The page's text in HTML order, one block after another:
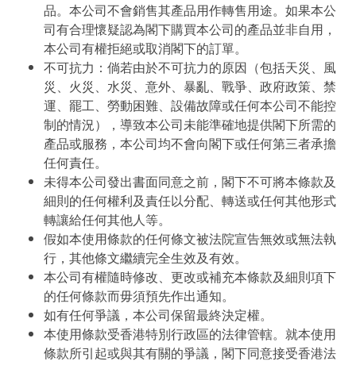
品。本公司不會銷售其產品用作轉售用途。如果本公
司有合理懷疑認為閣下購買本公司的產品並非自用，
本公司有權拒絕或取消閣下的訂單。
不可抗力：倘若由於不可抗力的原因（包括天災、風
災、火災、水災、意外、暴亂、戰爭、政府政策、禁
運、罷工、勞動困難、設備故障或任何本公司不能控
制的情況），導致本公司未能準確地提供閣下所需的
產品或服務，本公司均不會向閣下或任何第三者承擔
任何責任。
未得本公司發出書面同意之前，閣下不可將本條款及
細則的任何權利及責任以分配、轉送或任何其他形式
轉讓給任何其他人等。
假如本使用條款的任何條文被法院宣告無效或無法執
行，其他條文繼續完全生效及有效。
本公司有權隨時修改、更改或補充本條款及細則項下
的任何條款而毋須預先作出通知。
如有任何爭議，本公司保留最終決定權。
本使用條款受香港特別行政區的法律管轄。就本使用
條款所引起或與其有關的爭議，閣下同意接受香港法